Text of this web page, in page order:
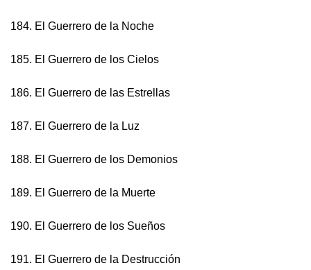
184. El Guerrero de la Noche
185. El Guerrero de los Cielos
186. El Guerrero de las Estrellas
187. El Guerrero de la Luz
188. El Guerrero de los Demonios
189. El Guerrero de la Muerte
190. El Guerrero de los Sueños
191. El Guerrero de la Destrucción